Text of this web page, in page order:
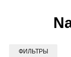
ФИЛЬТРЫ